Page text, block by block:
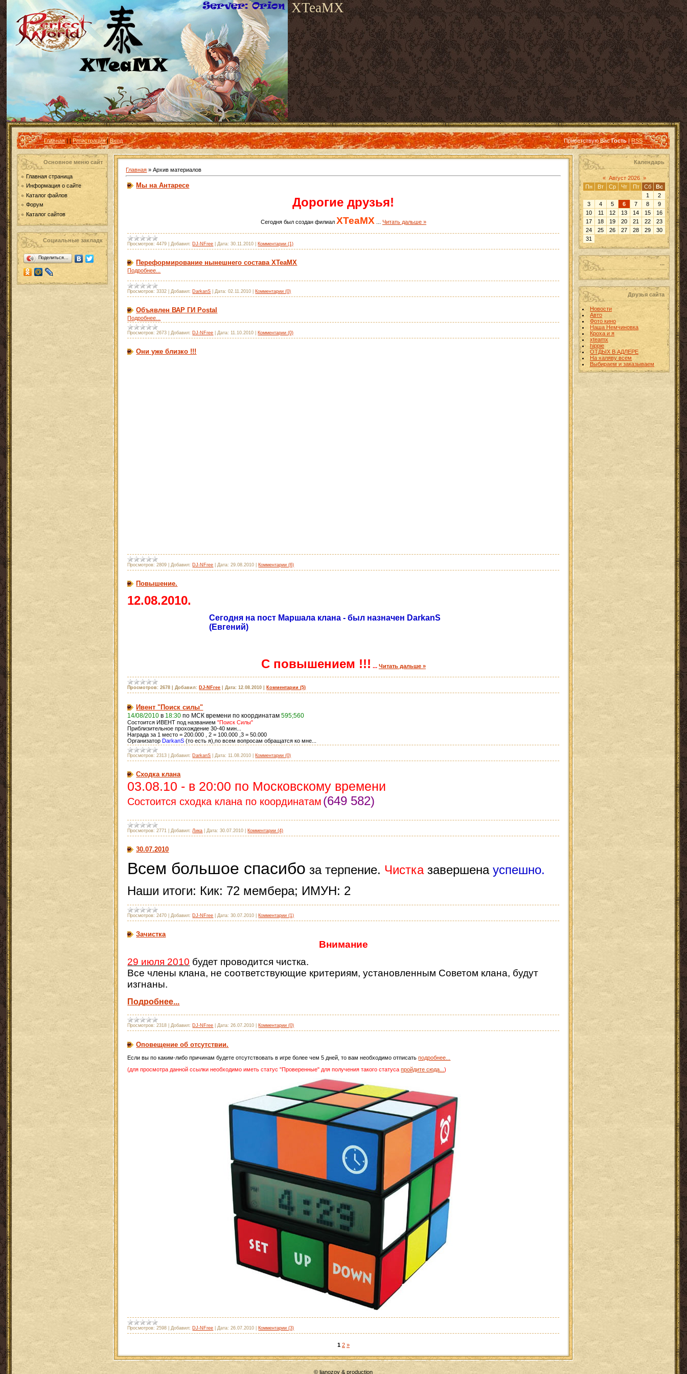
XTeaMX
Главная||Регистрация|Вход Приветствую Вас Гость |RSS
Основное меню сайт
Главная страница
Информация о сайте
Каталог файлов
Форум
Каталог сайтов
Социальные закладк
Поделиться…
Главная »Архив материалов
Мы на Антаресе
Дорогие друзья!
Сегодня был создан филиал XTeaMX Читать дальше »
Просмотров: 4479 Добавил: DJ-NFree Дата: 30.11.2010 Комментарии (1)
Переформирование нынешнего состава XTeaMX
Подробнее...
Просмотров: 3332 Добавил: DarkanS Дата: 02.11.2010 Комментарии (0)
Объявлен ВАР ГИ Postal
Подробнее...
Просмотров: 2673 Добавил: DJ-NFree Дата: 11.10.2010 Комментарии (0)
Они уже близко !!!
Просмотров: 2809 Добавил: DJ-NFree Дата: 29.08.2010 Комментарии (6)
Повышение.
12.08.2010.
Сегодня на пост Маршала клана - был назначен DarkanS
(Евгений)
С повышением !!! ... Читать дальше »
Просмотров: 2678 |Добавил: DJ-NFree |Дата: 12.08.2010 Комментарии (5)
Ивент "Поиск силы"
14/08/2010 в 18:30 по МСК времени по координатам595;560
Состоится ИВЕНТ под названием"Поиск Силы"
Приблизительное прохождение 30-40 мин...
Награда за 1 место = 200.000 , 2 = 100.000 ,3 = 50.000
ОрганизаторDarkanS (то есть я),по всем вопросам обращатся ко мне...
Просмотров: 2313 Добавил: DarkanS Дата: 11.08.2010 Комментарии (0)
Сходка клана
03.08.10 - в 20:00 по Московскому времени
Состоится сходка клана по координатам (649 582)
Просмотров: 2771 Добавил: Лика Дата: 30.07.2010 Комментарии (4)
30.07.2010
Всем большое спасибо за терпение. Чистказавершенауспешно.
Наши итоги: Кик: 72 мембера; ИМУН: 2
Просмотров: 2470 Добавил: DJ-NFree Дата: 30.07.2010 Комментарии (1)
Зачистка
Внимание
29 июля 2010 будет проводится чистка.
Все члены клана, не соответствующие критериям, установленным Советом клана, будут
изгнаны.
Подробнее...
Просмотров: 2318 |Добавил: DJ-NFree |Дата: 26.07.2010 Комментарии (0)
Оповещение об отсутствии.
Если вы по каким-либо причинам будете отсутствовать в игре более чем 5 дней, то вам необходимо отписатьподробнее...
(для просмотра данной ссылки необходимо иметь статус "Проверенные" для получения такого статусапройдите сюда...)
Просмотров: 2598 |Добавил: DJ-NFree |Дата: 26.07.2010 Комментарии (3)
1 2 »
Календарь
« Август 2026 »
Пн
Вт Ср Чт Пт Сб
Вс
1
2
3
4 5 6 7 8
9
10
11 12 13 14 15
16
17
18 19 20 21 22
23
24
25 26 27 28 29
30
31
...
Друзья сайта
Новости
Авто
Фото кино
Наша Немчиновка
Кроха и я
xteamx
hippie
ОТДЫХ В АДЛЕРЕ
На халяву всем
Выбираем и заказываем
© lianozov & production